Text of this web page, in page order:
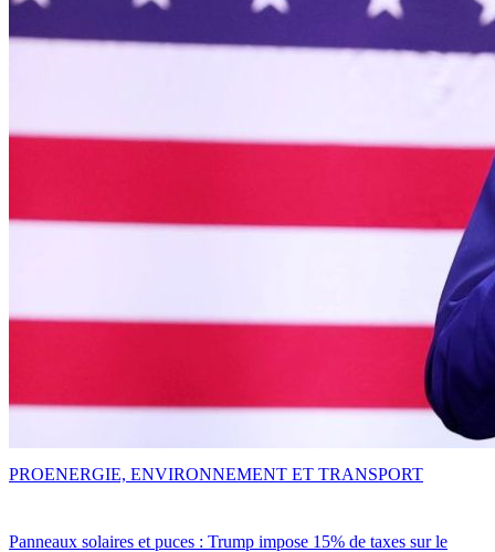
Panneaux solaires et puces : Trump impose 15% de taxes sur le
PROENERGIE, ENVIRONNEMENT ET TRANSPORT